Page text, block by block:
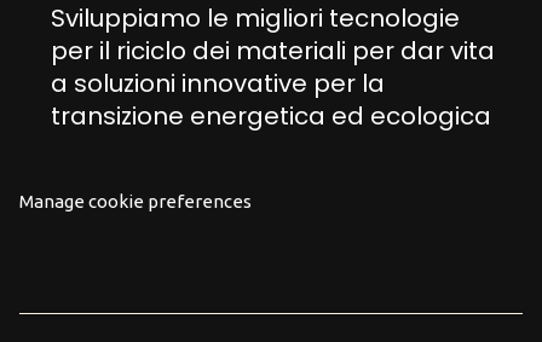
Sviluppiamo le migliori tecnologie
per il riciclo dei materiali per dar vita
a soluzioni innovative per la
transizione energetica ed ecologica
Manage cookie preferences